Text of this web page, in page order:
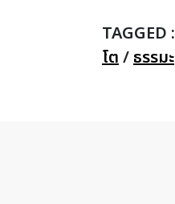
TAGGED :
โต/ธรรมะ